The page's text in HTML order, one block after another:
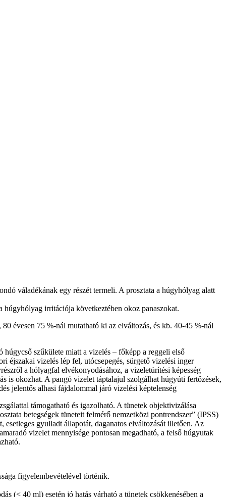
váladékának egy részét termeli. A prosztata a húgyhólyag alatt
húgyhólyag irritációja következtében okoz panaszokat.
évesen 75 %-nál mutatható ki az elváltozás, és kb. 40-45 %-nál
szűkülete miatt a vizelés – főképp a reggeli első
éjszakai vizelés lép fel, utócsepegés, sürgető vizelési inger
a hólyagfal elvékonyodásához, a vizeletürítési képesség
is okozhat. A pangó vizelet táptalajul szolgálhat húgyúti fertőzések,
jelentős alhasi fájdalommal járó vizelési képtelenség
támogatható és igazolható. A tünetek objektivizálása
betegségek tüneteit felmérő nemzetközi pontrendszer” (IPSS)
gyulladt állapotát, daganatos elváltozását illetően. Az
vizelet mennyisége pontosan megadható, a felső húgyutak
figyelembevételével történik.
(< 40 ml) esetén jó hatás várható a tünetek csökkenésében a